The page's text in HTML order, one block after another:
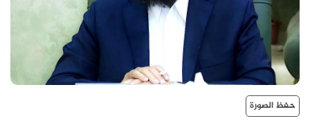
حفظ الصورة